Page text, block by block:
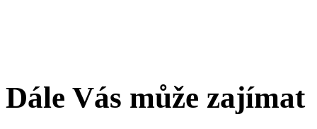
Dále Vás může zajímat